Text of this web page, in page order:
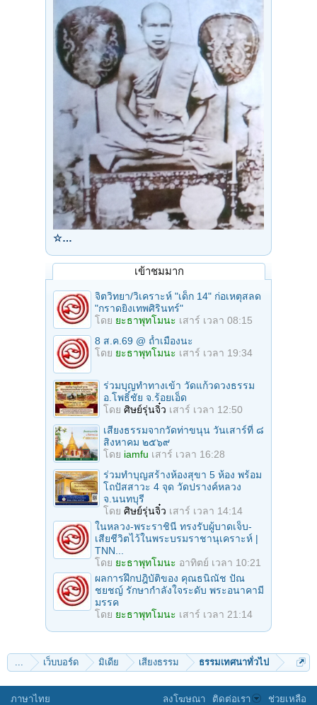
☆…
เข้าชมมาก
จิตวิทยา/วิเคราะห์ "เด็ก 14" ก่อเหตุสลด
"กราดยิงเทพศิรินทร์"
โดย ยะธาพุทโมนะ เสาร์ เวลา 08:15
8 ส.ค.69 @ ถ้ำเมืองนะ
โดย ยะธาพุทโมนะ เสาร์ เวลา 19:34
ร่วมบุญทําทางเข้า วัดแก้วดวงธรรม
อ.โพธิ์ชัย จ.ร้อยเอ็ด
โดย ศิษย์รุ่นจิ๋ว เสาร์ เวลา 12:50
เสียงธรรมจากวัดท่าขนุน วันเสาร์ที่ ๘
สิงหาคม ๒๕๖๙
โดย iamfu เสาร์ เวลา 16:28
ร่วมทําบุญสร้างห้องสุขา 5 ห้อง พร้อม
โถปัสสาวะ 4 จุด วัดปรางค์หลวง
จ.นนทบุรี
โดย ศิษย์รุ่นจิ๋ว เสาร์ เวลา 14:14
ในหลวง-พระราชินี ทรงรับผู้บาดเจ็บ-
เสียชีวิตไว้ในพระบรมราชานุเคราะห์ |
TNN...
โดย ยะธาพุทโมนะ อาทิตย์ เวลา 10:21
ผลการฝึกปฎิบัติของ คุณธนิณัช ปัณ
ชยชญ์ รักษากำลังใจระดับ พระอนาคามี
มรรค
โดย ยะธาพุทโมนะ เสาร์ เวลา 21:14
เว็บบอร์ด มิเดีย เสียงธรรม ธรรมเทศนาทั่วไป
ภาษาไทย ลงโฆษณา ติดต่อเรา ช่วยเหลือ